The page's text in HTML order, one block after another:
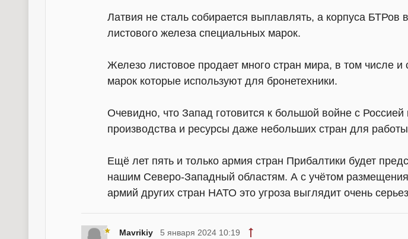
Латвия не сталь собирается выплавлять, а корпуса БТРов
листового железа специальных марок.
Железо листовое продает много стран мира, в том числе и
марок которые используют для бронетехники.
Очевидно, что Запад готовится к большой войне с Россией
производства и ресурсы даже небольших стран для
Ещё лет пять и только армия стран Прибалтики будет
нашим Северо-Западный областям. А с учётом размещения
армий других стран НАТО это угроза выглядит очень
Mavrikiy 5 января 2024 10:19